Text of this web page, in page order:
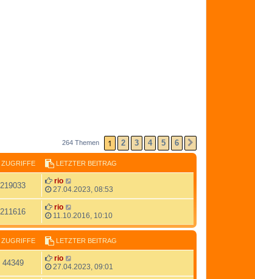
264 Themen 1 2 3 4 5 6
ZUGRIFFE LETZTER BEITRAG
219033
rio
27.04.2023, 08:53
211616
rio
11.10.2016, 10:10
ZUGRIFFE LETZTER BEITRAG
44349
rio
27.04.2023, 09:01